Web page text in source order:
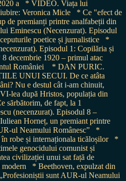
a
* VIDEO. Viața lui
Veronica Micle
* Ce "efect de
de premianți printre analfabeții din
Eminescu (Necenzurat). Episodul
poetice și jurnalistice
*
Episodul 1: Copilăria și
8 decembrie 1920 – primul atac
României
* DAN PURIC.
UNUI SECUI. De ce atâta
Nu e destul cât i-am chinuit,
lea după Hristos, populația din
sărbătorim, de fapt, la 1
(necenzurat). Episodul 8 –
Horneț, un premiant printre
ul Neamului Românesc”
*
robe și internaționala ticăloșilor
*
genocidului comunist și
civilizației unui sat față de
* Beethoven, expulzat din
sunt AUR-ul Neamului